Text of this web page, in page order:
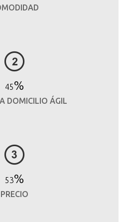
46%
DOMICILIO ÁGIL
55%
PRECIO